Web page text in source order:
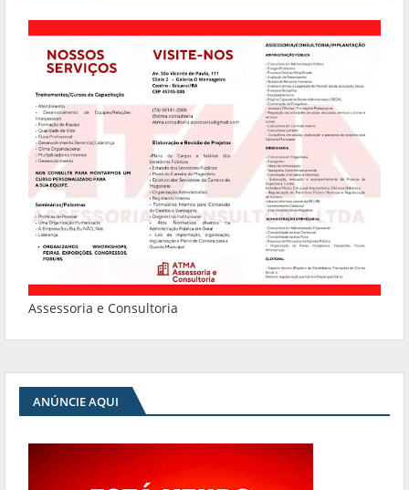
Assessoria e Consultoria
ANÚNCIE AQUI